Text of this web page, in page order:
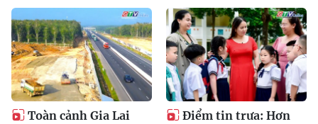
Toàn cảnh Gia Lai
Điểm tin trưa: Hơn